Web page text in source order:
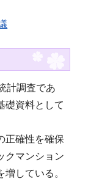
計調査であ
礎資料として
正確性を確保
クマンション
している。